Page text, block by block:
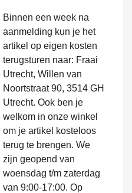
Binnen een week na
aanmelding kun je het
artikel op eigen kosten
terugsturen naar: Fraai
Utrecht, Willen van
Noortstraat 90, 3514 GH
Utrecht. Ook ben je
welkom in onze winkel
om je artikel kosteloos
terug te brengen. We
zijn geopend van
woensdag t/m zaterdag
van 9:00-17:00. Op